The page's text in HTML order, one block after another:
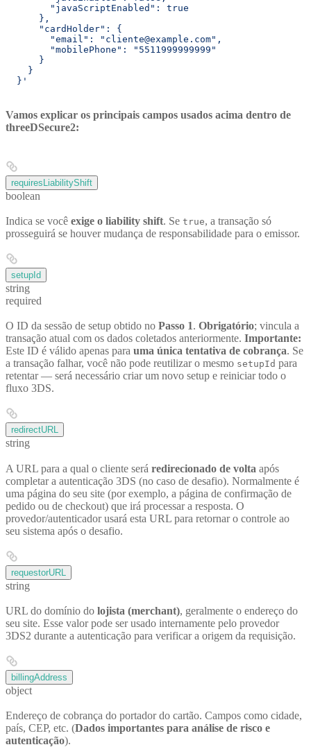
        "javaScriptEnabled": true
      },
      "cardHolder": {
        "email": "cliente@example.com",
        "mobilePhone": "5511999999999"
      }
    }
  }'
Vamos explicar os principais campos usados acima dentro de
threeDSecure2:
requiresLiabilityShift
boolean
Indica se você exige o liability shift. Se true, a transação só
prosseguirá se houver mudança de responsabilidade para o emissor.
setupId
string
required
O ID da sessão de setup obtido no Passo 1. Obrigatório; vincula a
transação atual com os dados coletados anteriormente. Importante:
Este ID é válido apenas para uma única tentativa de cobrança. Se
a transação falhar, você não pode reutilizar o mesmo setupId para
retentar — será necessário criar um novo setup e reiniciar todo o
fluxo 3DS.
redirectURL
string
A URL para a qual o cliente será redirecionado de volta após
completar a autenticação 3DS (no caso de desafio). Normalmente é
uma página do seu site (por exemplo, a página de confirmação de
pedido ou de checkout) que irá processar a resposta. O
provedor/autenticador usará esta URL para retornar o controle ao
seu sistema após o desafio.
requestorURL
string
URL do domínio do lojista (merchant), geralmente o endereço do
seu site. Esse valor pode ser usado internamente pelo provedor
3DS2 durante a autenticação para verificar a origem da requisição.
billingAddress
object
Endereço de cobrança do portador do cartão. Campos como cidade,
país, CEP, etc. (Dados importantes para análise de risco e
autenticação).